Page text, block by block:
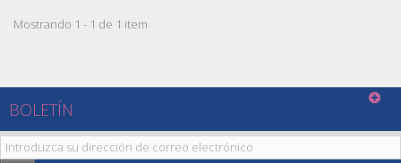
Mostrando 1 - 1 de 1 item
BOLETÍN